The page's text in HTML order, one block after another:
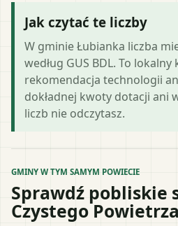
Jak czytać te liczby
W gminie Łubianka liczba
według GUS BDL. To
rekomendacja technologii
dokładnej kwoty dotacji ani
liczb nie odczytasz.
GMINY W TYM SAMYM POWIECIE
Sprawdź pobliskie
Czystego Powietrza